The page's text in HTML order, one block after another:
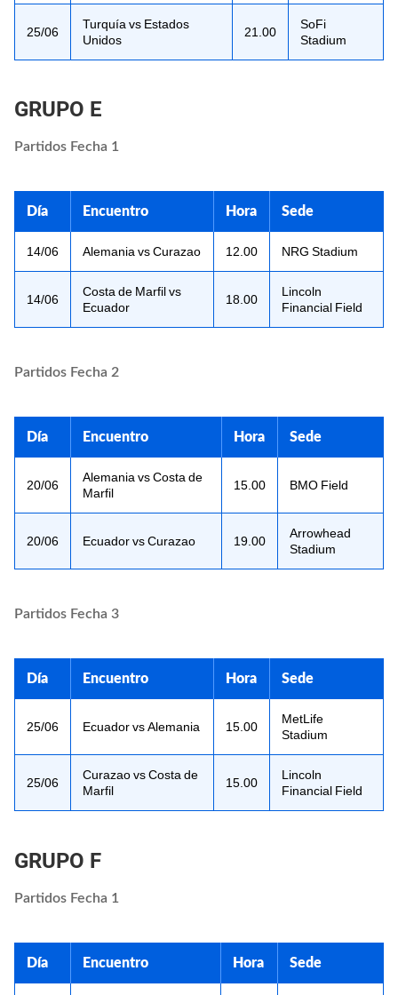
25/06
Turquía vs Estados
Unidos
21.00
SoFi
Stadium
GRUPO E
Partidos Fecha 1
Día Encuentro Hora Sede
14/06 Alemania vs Curazao 12.00 NRG Stadium
14/06
Costa de Marfil vs
Ecuador
18.00
Lincoln
Financial Field
Partidos Fecha 2
Día Encuentro Hora Sede
20/06
Alemania vs Costa de
Marfil
15.00 BMO Field
20/06 Ecuador vs Curazao 19.00
Arrowhead
Stadium
Partidos Fecha 3
Día Encuentro Hora Sede
25/06 Ecuador vs Alemania 15.00
MetLife
Stadium
25/06
Curazao vs Costa de
Marfil
15.00
Lincoln
Financial Field
GRUPO F
Partidos Fecha 1
Día Encuentro Hora Sede